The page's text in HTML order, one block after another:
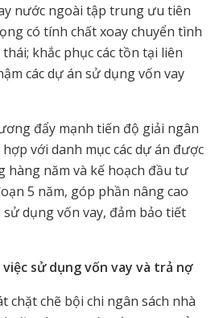
nước ngoài tập trung ưu tiên
có tính chất xoay chuyển tình
khắc phục các tồn tại liên
các dự án sử dụng vốn vay
đẩy mạnh tiến độ giải ngân
với danh mục các dự án được
hàng năm và kế hoạch đầu tư
5 năm, góp phần nâng cao
dụng vốn vay, đảm bảo tiết
sử dụng vốn vay và trả nợ
chặt chẽ bội chi ngân sách nhà